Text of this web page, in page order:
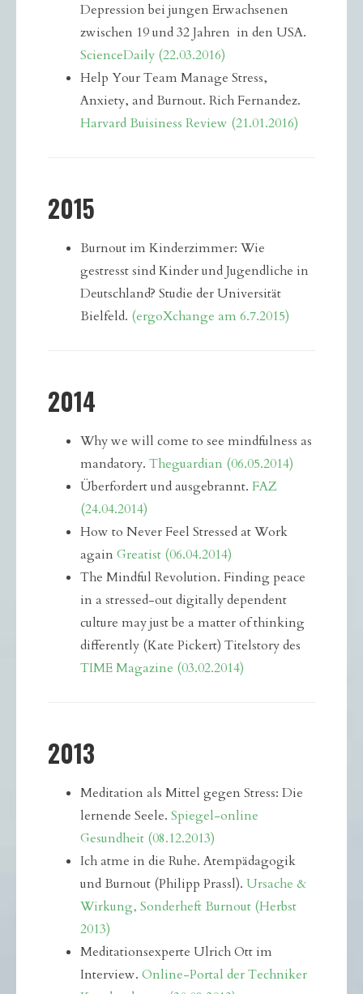
Depression bei jungen Erwachsenen
zwischen 19 und 32 Jahren in den USA.
ScienceDaily (22.03.2016)
Help Your Team Manage Stress,
Anxiety, and Burnout. Rich Fernandez.
Harvard Buisiness Review (21.01.2016)
2015
Burnout im Kinderzimmer: Wie
gestresst sind Kinder und Jugendliche in
Deutschland? Studie der Universität
Bielfeld. (ergoXchange am 6.7.2015)
2014
Why we will come to see mindfulness as
mandatory. Theguardian (06.05.2014)
Überfordert und ausgebrannt. FAZ
(24.04.2014)
How to Never Feel Stressed at Work
again Greatist (06.04.2014)
The Mindful Revolution. Finding peace
in a stressed-out digitally dependent
culture may just be a matter of thinking
differently (Kate Pickert) Titelstory des
TIME Magazine (03.02.2014)
2013
Meditation als Mittel gegen Stress: Die
lernende Seele. Spiegel-online
Gesundheit (08.12.2013)
Ich atme in die Ruhe. Atempädagogik
und Burnout (Philipp Prassl). Ursache &
Wirkung, Sonderheft Burnout (Herbst
2013)
Meditationsexperte Ulrich Ott im
Interview. Online-Portal der Techniker